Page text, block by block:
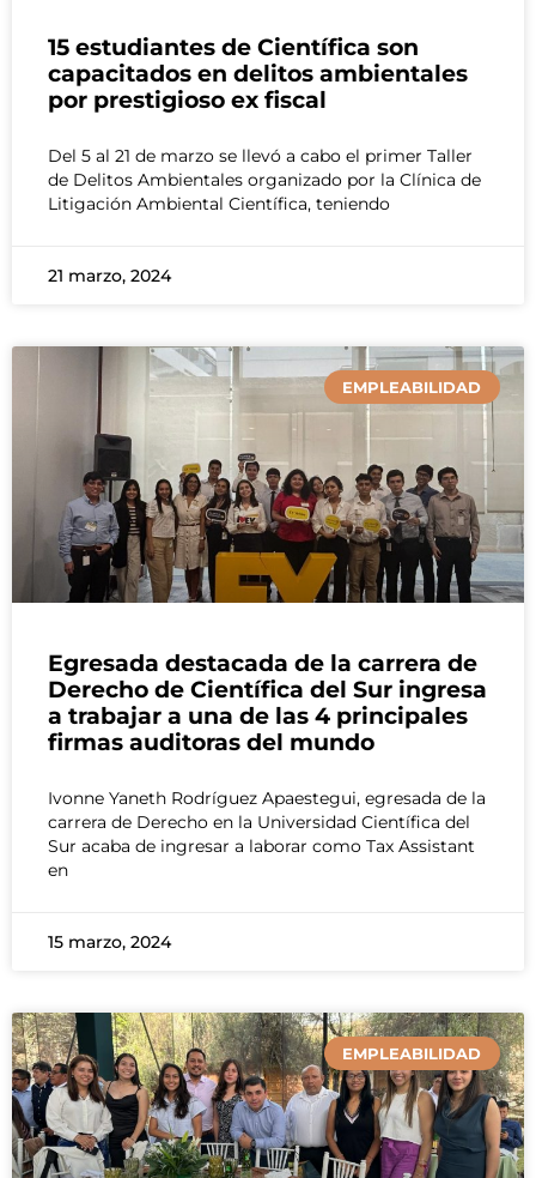
15 estudiantes de Científica son
capacitados en delitos ambientales
por prestigioso ex fiscal
Del 5 al 21 de marzo se llevó a cabo el primer Taller
de Delitos Ambientales organizado por la Clínica de
Litigación Ambiental Científica, teniendo
21 marzo, 2024
EMPLEABILIDAD
Egresada destacada de la carrera de
Derecho de Científica del Sur ingresa
a trabajar a una de las 4 principales
firmas auditoras del mundo
Ivonne Yaneth Rodríguez Apaestegui, egresada de la
carrera de Derecho en la Universidad Científica del
Sur acaba de ingresar a laborar como Tax Assistant
en
15 marzo, 2024
EMPLEABILIDAD